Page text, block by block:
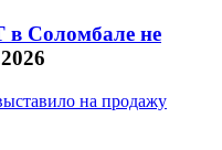
в Соломбале не